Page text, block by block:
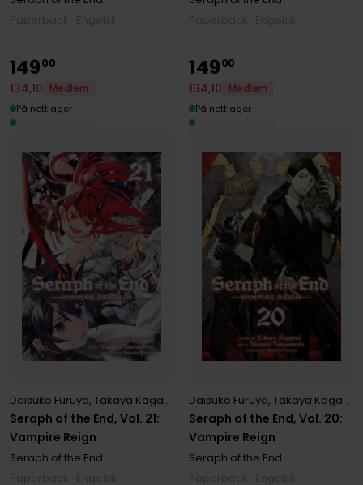
Seraph of the End, Vol. 21:
Vampire Reign
Daisuke Furuya, Takaya Kagami Yamato Yamamoto
Seraph of the End
14900
134,10
Medlem
På nettlager
Seraph of the End, Vol. 20:
Vampire Reign
Daisuke Furuya,Takaya Kagami
Seraph of the End
14900
134,10
Medlem
På nettlager